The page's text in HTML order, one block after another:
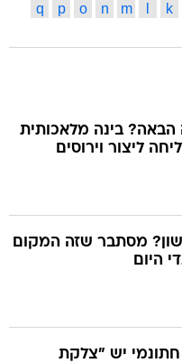
k
m
n
o
p
q
הבאה? בינה מלאכותית
ליצור וירוסים
מסתבר שזה המקום
היום
חתונמי יש "צלקת